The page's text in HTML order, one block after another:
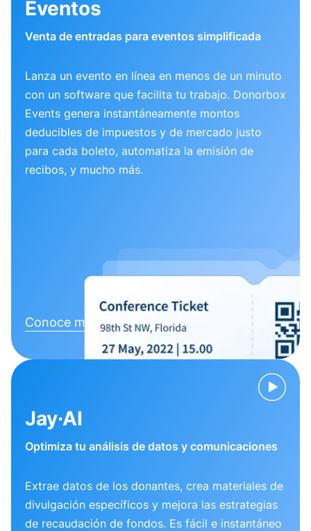
Eventos
Venta de entradas para eventos simplificada
Lanza un evento en línea en menos de un minuto
con un software que facilita tu trabajo. Donorbox
Events genera instantáneamente montos
deducibles de impuestos y de mercado justo
para cada boleto, automatiza la emisión de
recibos, y mucho más.
Conoce más
Jay·AI
Optimiza tu análisis de datos y comunicaciones
Extrae datos de los donantes, crea materiales de
divulgación específicos y mejora las estrategias
de recaudación de fondos. Es fácil e instantáneo